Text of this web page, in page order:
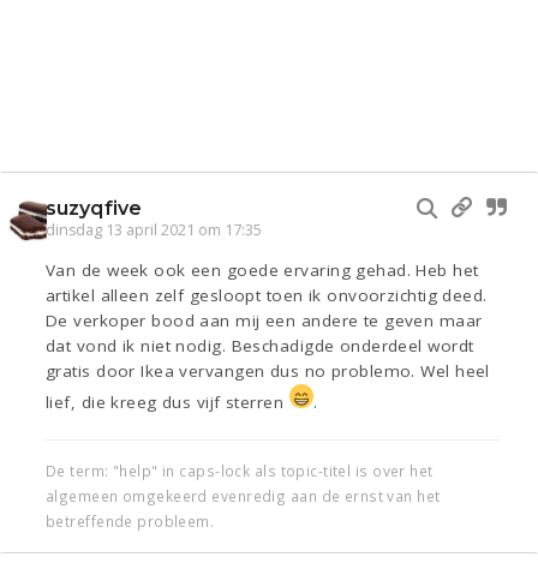
suzyqfive
dinsdag 13 april 2021 om 17:35
Van de week ook een goede ervaring gehad. Heb het
artikel alleen zelf gesloopt toen ik onvoorzichtig deed.
De verkoper bood aan mij een andere te geven maar
dat vond ik niet nodig. Beschadigde onderdeel wordt
gratis door Ikea vervangen dus no problemo. Wel heel
lief, die kreeg dus vijf sterren
.
De term: "help" in caps-lock als topic-titel is over het
algemeen omgekeerd evenredig aan de ernst van het
betreffende probleem.